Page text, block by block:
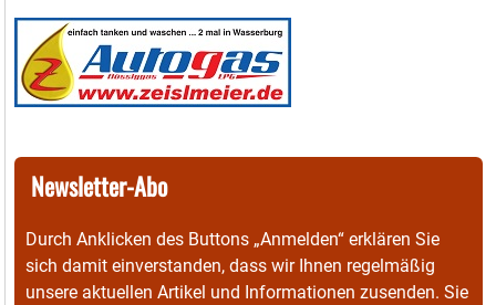
Newsletter-Abo
Durch Anklicken des Buttons „Anmelden“ erklären Sie
sich damit einverstanden, dass wir Ihnen regelmäßig
unsere aktuellen Artikel und Informationen zusenden. Sie